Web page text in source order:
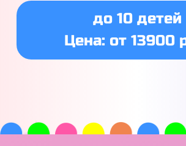
до 10 детей
Цена: от 13900